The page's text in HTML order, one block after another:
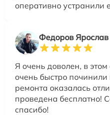
оперативно устранили
Федоров Ярослав
Я очень доволен, в
очень быстро починили
ремонта оказалась
проведена бесплатно!
спасибо!